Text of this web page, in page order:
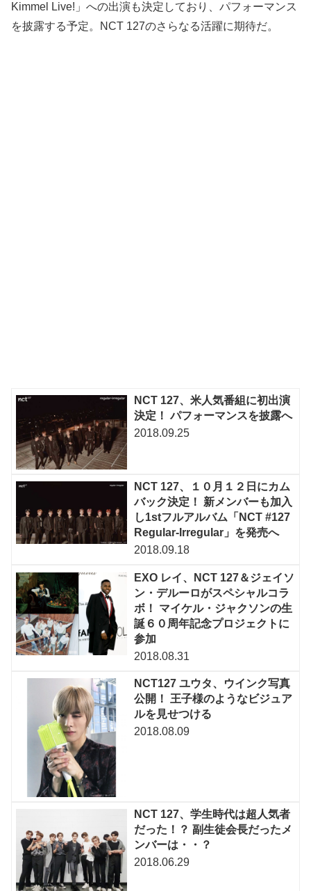
Kimmel Live!」への出演も決定しており、パフォーマンス
を披露する予定。NCT 127のさらなる活躍に期待だ。
NCT 127、米人気番組に初出演
決定！ パフォーマンスを披露へ
2018.09.25
NCT 127、１０月１２日にカム
バック決定！ 新メンバーも加入
し1stフルアルバム「NCT #127
Regular-Irregular」を発売へ
2018.09.18
EXO レイ、NCT 127＆ジェイソ
ン・デルーロがスペシャルコラ
ボ！ マイケル・ジャクソンの生
誕６０周年記念プロジェクトに
参加
2018.08.31
NCT127 ユウタ、ウインク写真
公開！ 王子様のようなビジュア
ルを見せつける
2018.08.09
NCT 127、学生時代は超人気者
だった！？ 副生徒会長だったメ
ンバーは・・？
2018.06.29